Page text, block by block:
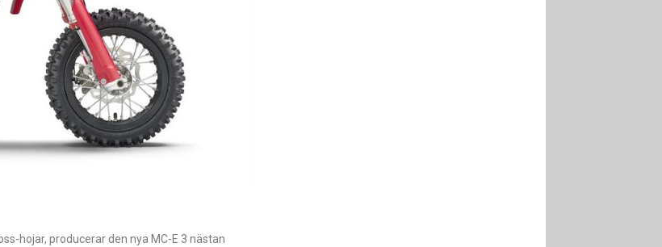
hojar, producerar den nya MC-E 3 nästan